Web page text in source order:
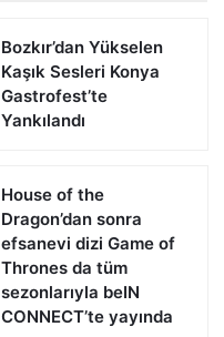
Bozkır’dan Yükselen
Kaşık Sesleri Konya
Gastrofest’te
Yankılandı
House of the
Dragon’dan sonra
efsanevi dizi Game of
Thrones da tüm
sezonlarıyla beIN
CONNECT’te yayında